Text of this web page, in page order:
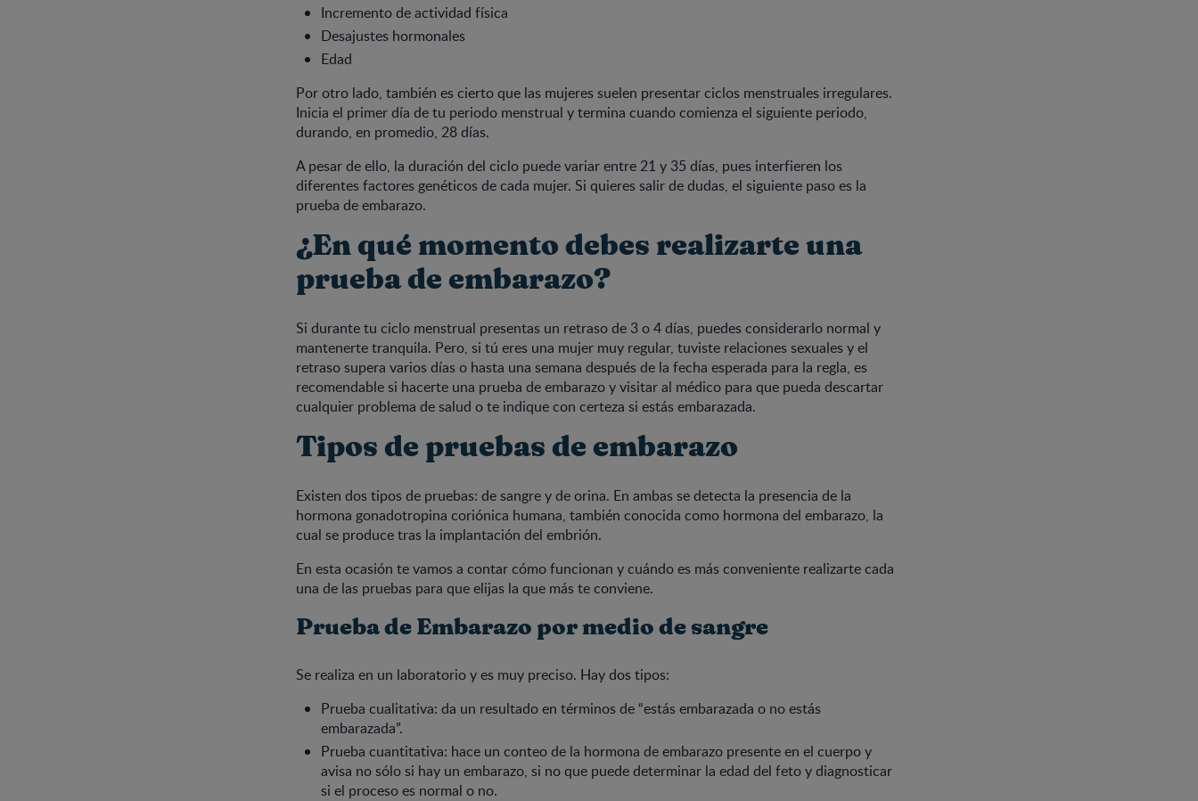
Incremento de actividad física
Desajustes hormonales
Edad
Por otro lado, también es cierto que las mujeres suelen presentar ciclos menstruales irregulares.
Inicia el primer día de tu periodo menstrual y termina cuando comienza el siguiente periodo,
durando, en promedio, 28 días.
A pesar de ello, la duración del ciclo puede variar entre 21 y 35 días, pues interfieren los
diferentes factores genéticos de cada mujer. Si quieres salir de dudas, el siguiente paso es la
prueba de embarazo.
¿En qué momento debes realizarte una
prueba de embarazo?
Si durante tu ciclo menstrual presentas un retraso de 3 o 4 días, puedes considerarlo normal y
mantenerte tranquila. Pero, si tú eres una mujer muy regular, tuviste relaciones sexuales y el
retraso supera varios días o hasta una semana después de la fecha esperada para la regla, es
recomendable si hacerte una prueba de embarazo y visitar al médico para que pueda descartar
cualquier problema de salud o te indique con certeza si estás embarazada.
Tipos de pruebas de embarazo
Existen dos tipos de pruebas: de sangre y de orina. En ambas se detecta la presencia de la
hormona gonadotropina coriónica humana, también conocida como hormona del embarazo, la
cual se produce tras la implantación del embrión.
En esta ocasión te vamos a contar cómo funcionan y cuándo es más conveniente realizarte cada
una de las pruebas para que elijas la que más te conviene.
Prueba de Embarazo por medio de sangre
Se realiza en un laboratorio y es muy preciso. Hay dos tipos:
Prueba cualitativa: da un resultado en términos de “estás embarazada o no estás
embarazada”.
Prueba cuantitativa: hace un conteo de la hormona de embarazo presente en el cuerpo y
avisa no sólo si hay un embarazo, si no que puede determinar la edad del feto y diagnosticar
si el proceso es normal o no.